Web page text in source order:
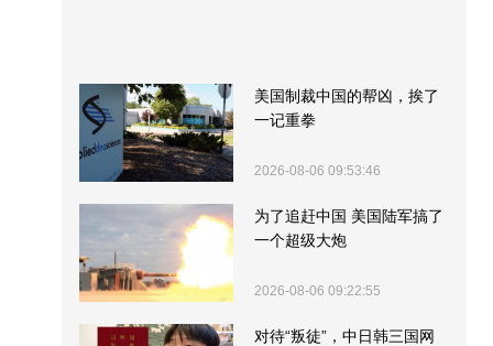
美国制裁中国的帮凶，挨了
一记重拳
2026-08-06 09:53:46
为了追赶中国 美国陆军搞了
一个超级大炮
2026-08-06 09:22:55
对待“叛徒”，中日韩三国网